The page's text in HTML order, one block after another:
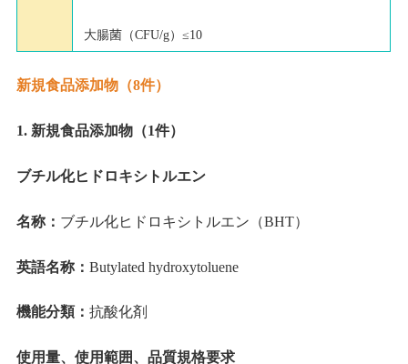
大腸菌（CFU/g）≤10
新規食品添加物（8件）
1. 新規食品添加物（1件）
ブチル化ヒドロキシトルエン
名称： ブチル化ヒドロキシトルエン（BHT）
英語名称： Butylated hydroxytoluene
機能分類： 抗酸化剤
使用量、使用範囲、品質規格要求